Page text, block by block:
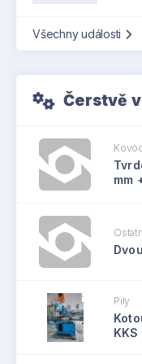
Všechny události
Čerstvě
mm
Pily